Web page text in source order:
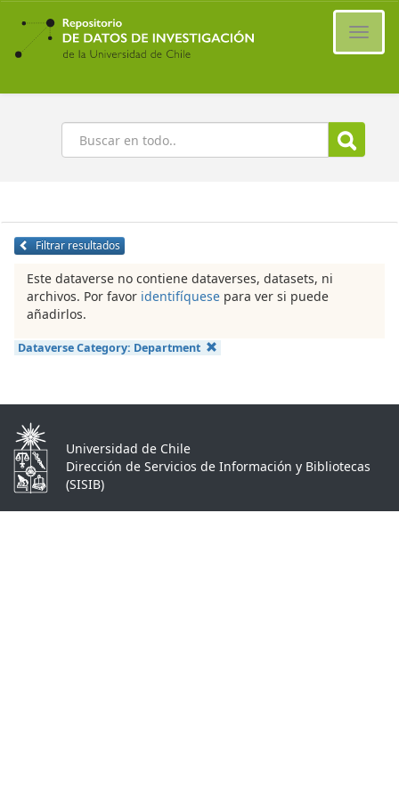
Ir
contenido
principal
Buscar
Filtrar resultados
Este dataverse no contiene dataverses, datasets, ni
archivos. Por favor identifíquese para ver si puede
añadirlos.
Dataverse Category: Department
Universidad de Chile
Dirección de Servicios de Información y Bibliotecas
(SISIB)